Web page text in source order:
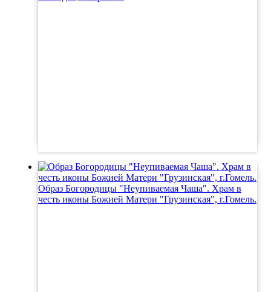
Образ Богородицы "Неупиваемая Чаша". Храм в
честь иконы Божией Матери "Грузинская", г.Гомель.